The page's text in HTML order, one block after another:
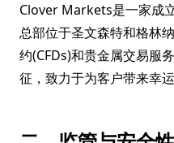
Clover Markets是一家成
总部位于圣文森特和格林
约(CFDs)和贵金属交易服
征，致力于为客户带来幸